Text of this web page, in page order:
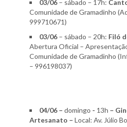
03/06 – sábado – 17h:
Comunidade de Gramadinho
999710671)
03/06 – sábado – 20h: Filó
Abertura Oficial –
Comunidade de Gramadinho
– 996198037)
04/06 – domingo - 13h –
Artesanato – Local: Av. Júlio